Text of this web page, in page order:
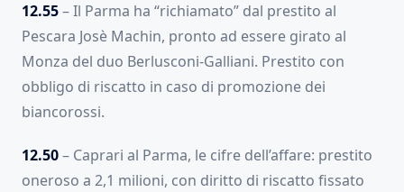
12.55– Il Parma ha “richiamato” dal prestito al
Pescara Josè Machin, pronto ad essere girato al
Monza del duo Berlusconi-Galliani. Prestito con
obbligo di riscatto in caso di promozione dei
biancorossi.
12.50– Caprari al Parma, le cifre dell’affare: prestito
oneroso a 2,1 milioni, con diritto di riscatto fissato